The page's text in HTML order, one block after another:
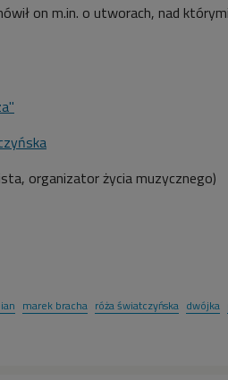
on m.in. o utworach, nad
organizator życia muzycznego)
marek bracha róża światczyńska dwójka